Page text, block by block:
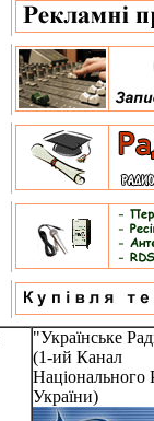
"Українське
(1-ий Канал
Національного
України)